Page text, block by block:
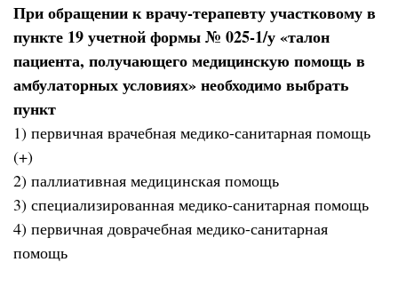
При обращении к врачу-терапевту участковому в
пункте 19 учетной формы № 025-1/у «талон
пациента, получающего медицинскую помощь в
амбулаторных условиях» необходимо выбрать
пункт
1) первичная врачебная медико-санитарная помощь
(+)
2) паллиативная медицинская помощь
3) специализированная медико-санитарная помощь
4) первичная доврачебная медико-санитарная
помощь